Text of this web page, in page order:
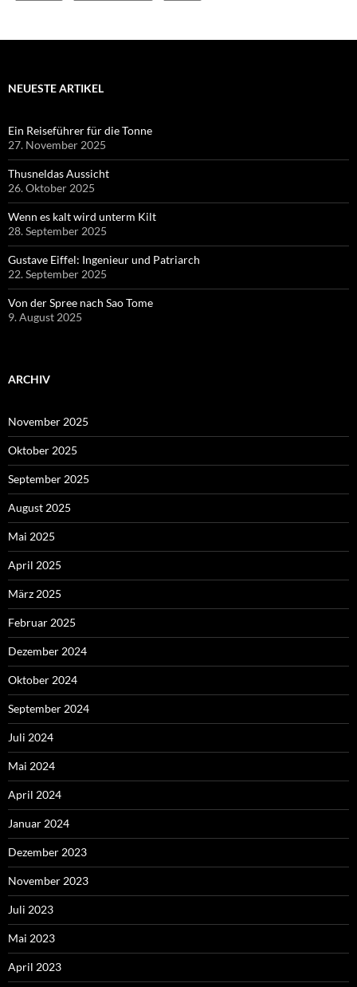
NEUESTE ARTIKEL
Ein Reiseführer für die Tonne
27. November 2025
Thusneldas Aussicht
26. Oktober 2025
Wenn es kalt wird unterm Kilt
28. September 2025
Gustave Eiffel: Ingenieur und Patriarch
22. September 2025
Von der Spree nach Sao Tome
9. August 2025
ARCHIV
November 2025
Oktober 2025
September 2025
August 2025
Mai 2025
April 2025
März 2025
Februar 2025
Dezember 2024
Oktober 2024
September 2024
Juli 2024
Mai 2024
April 2024
Januar 2024
Dezember 2023
November 2023
Juli 2023
Mai 2023
April 2023